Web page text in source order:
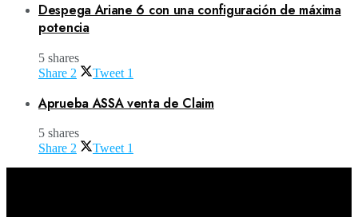
Despega Ariane 6 con una configuración de máxima
potencia
5 shares
Share 2 Tweet 1
Aprueba ASSA venta de Claim
5 shares
Share 2 Tweet 1